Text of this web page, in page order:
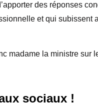
des réponses
et qui
madame la ministre sur
sociaux !